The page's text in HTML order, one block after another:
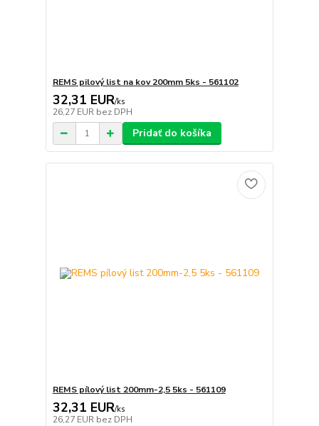
REMS pilový list na kov 200mm 5ks - 561102
32,31 EUR/ks
26,27 EUR bez DPH
Pridať do košíka
REMS pílový list 200mm-2,5 5ks - 561109
32,31 EUR/ks
26,27 EUR bez DPH